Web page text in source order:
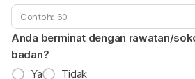
Anda berminat dengan rawatan/
badan?
Ya
Tidak